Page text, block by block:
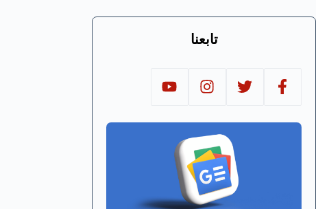
تابعنا